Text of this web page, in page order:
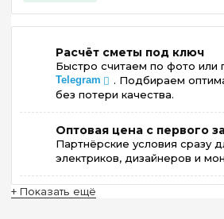
Расчёт сметы под ключ
Быстро считаем по фото или
Telegram
. Подбираем
без потери качества.
Оптовая цена с первого
Партнёрские условия сразу
электриков, дизайнеров и
+ Показать ещё